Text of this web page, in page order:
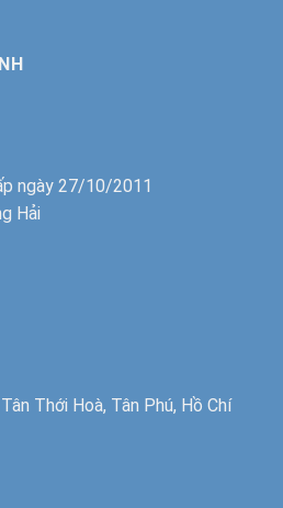
ngày 27/10/2011
Hải
Thới Hoà, Tân Phú, Hồ Chí